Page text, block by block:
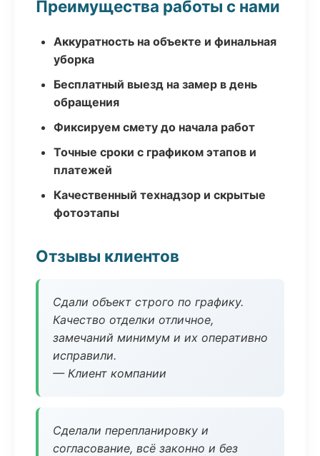
Преимущества работы с нами
Аккуратность на объекте и финальная
уборка
Бесплатный выезд на замер в день
обращения
Фиксируем смету до начала работ
Точные сроки с графиком этапов и
платежей
Качественный технадзор и скрытые
фотоэтапы
Отзывы клиентов
Сдали объект строго по графику.
Качество отделки отличное,
замечаний минимум и их оперативно
исправили.
— Клиент компании
Сделали перепланировку и
согласование, всё законно и без